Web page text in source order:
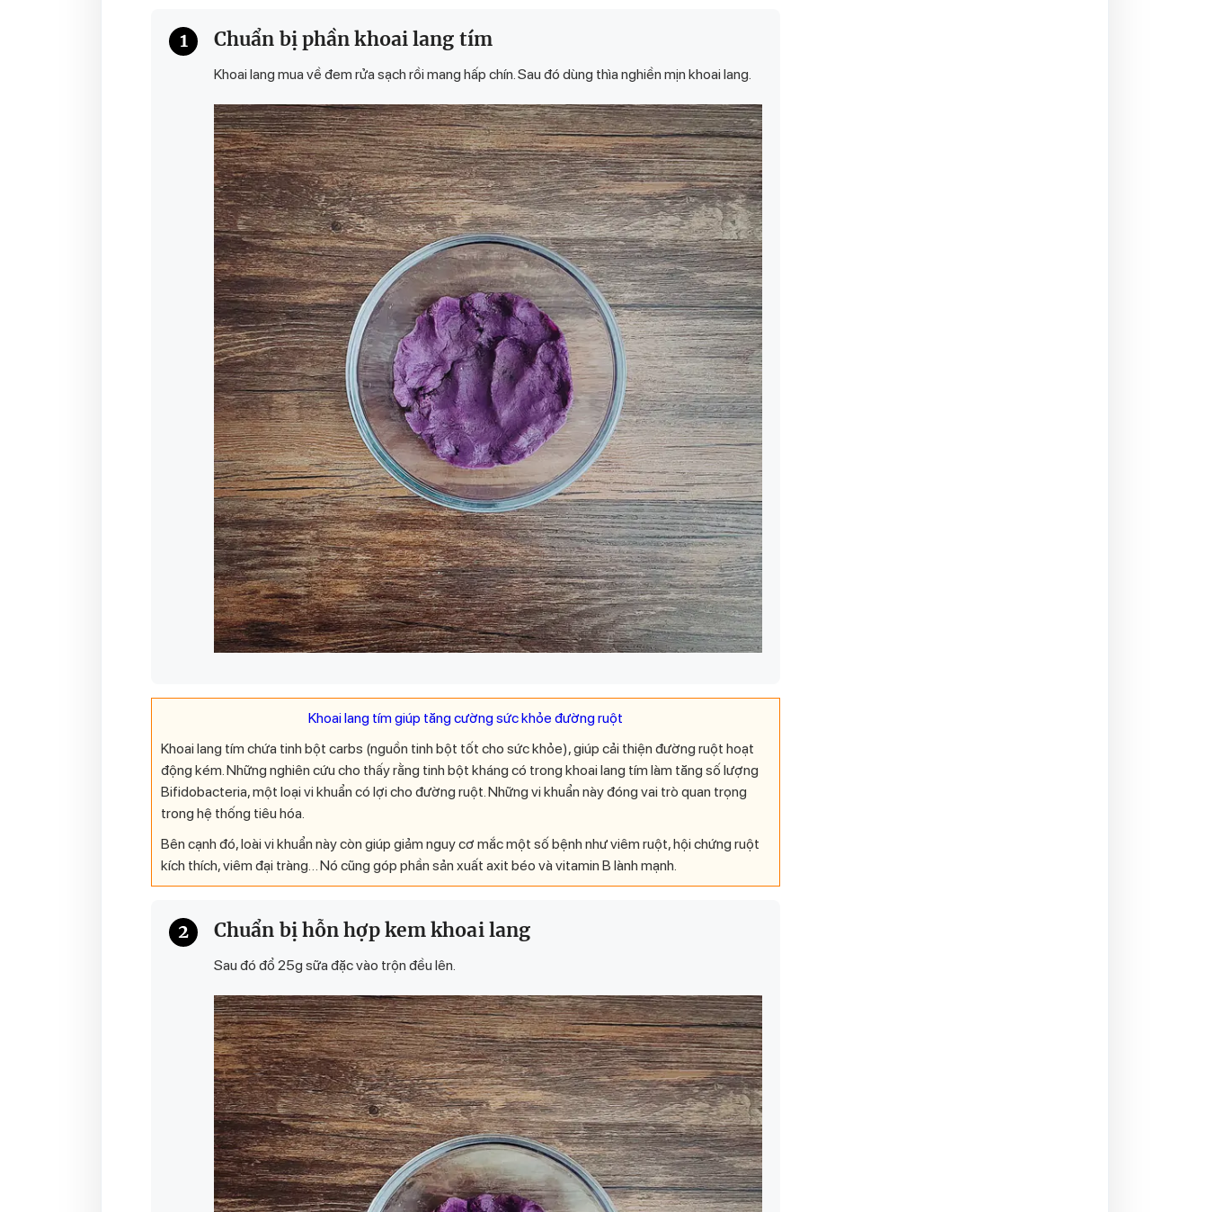
1 Chuẩn bị phần khoai lang tím
Khoai lang mua về đem rửa sạch rồi mang hấp chín. Sau đó dùng thìa nghiền mịn khoai lang.
Khoai lang tím giúp tăng cường sức khỏe đường ruột
Khoai lang tím chứa tinh bột carbs (nguồn tinh bột tốt cho sức khỏe), giúp cải thiện đường ruột hoạt
động kém. Những nghiên cứu cho thấy rằng tinh bột kháng có trong khoai lang tím làm tăng số lượng
Bifidobacteria, một loại vi khuẩn có lợi cho đường ruột. Những vi khuẩn này đóng vai trò quan trọng
trong hệ thống tiêu hóa.
Bên cạnh đó, loài vi khuẩn này còn giúp giảm nguy cơ mắc một số bệnh như viêm ruột, hội chứng ruột
kích thích, viêm đại tràng… Nó cũng góp phần sản xuất axit béo và vitamin B lành mạnh.
2 Chuẩn bị hỗn hợp kem khoai lang
Sau đó đổ 25g sữa đặc vào trộn đều lên.